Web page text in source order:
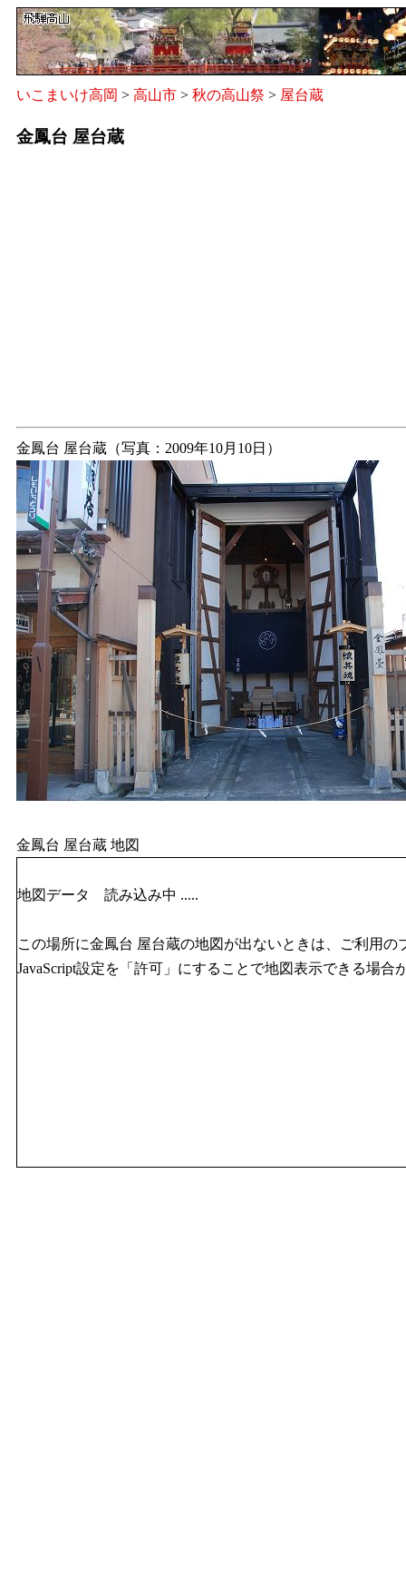
いこまいけ高岡 > 高山市 > 秋の高山祭 > 屋台蔵
金鳳台 屋台蔵
金鳳台 屋台蔵（写真：2009年10月10日）
金鳳台 屋台蔵 地図
地図データ 読み込み中 .....
この場所に金鳳台 屋台蔵の地図が出ないときは、ご利用の
JavaScript設定を「許可」にすることで地図表示できる場合